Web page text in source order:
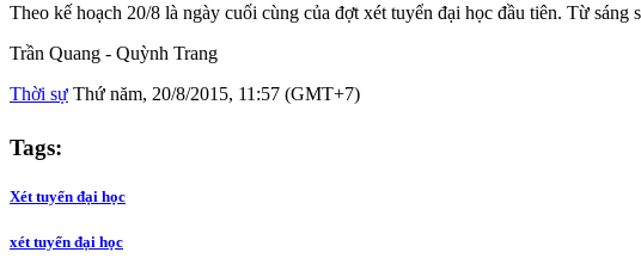
Theo kế hoạch 20/8 là ngày cuối cùng của đợt xét tuyển đại học đầu tiên. Từ
Trần Quang - Quỳnh Trang
Thời sự Thứ năm, 20/8/2015, 11:57 (GMT+7)
Tags:
Xét tuyển đại học
xét tuyển đại học